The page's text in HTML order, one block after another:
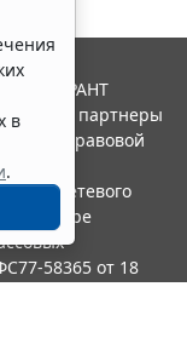
в
.
ГАРАНТ
и ее партнеры
правовой
сетевого
в сфере
58365 от 18